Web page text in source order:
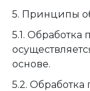
5. Принципы
5.1.
основе.
5.2.